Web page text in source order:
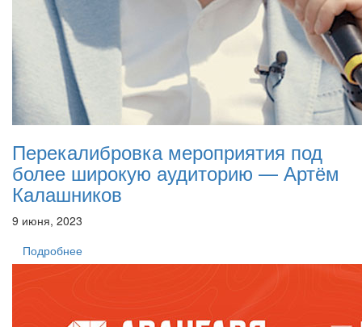
Перекалибровка мероприятия под
более широкую аудиторию — Артём
Калашников
9 июня, 2023
Подробнее